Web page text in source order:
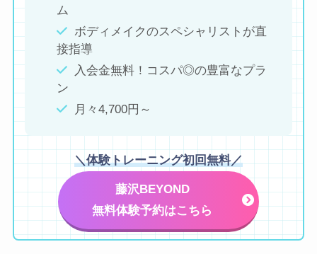
ム
ボディメイクのスペシャリストが直
接指導
入会金無料！コスパ◎の豊富なプラ
ン
月々4,700円～
＼体験トレーニング初回無料／
藤沢BEYOND
無料体験予約はこちら